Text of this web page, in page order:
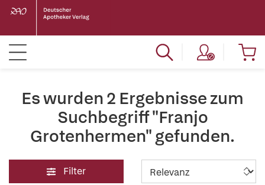
Es wurden 2 Ergebnisse zum
Suchbegriff "Franjo
Grotenhermen" gefunden.
Filter